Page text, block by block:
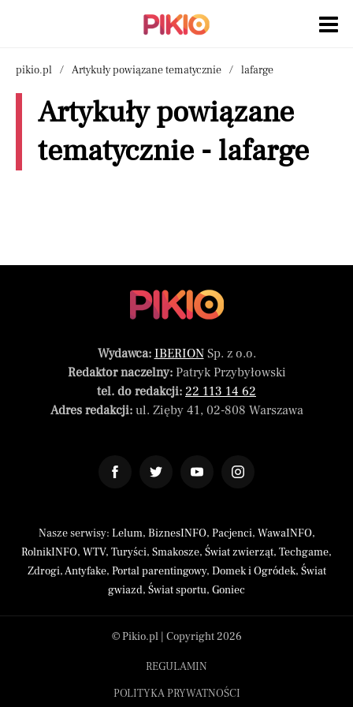
pikio.pl Artykuły powiązane tematycznie lafarge
Artykuły powiązane
tematycznie - lafarge
Wydawca: IBERIONSp. z o.o.
Redaktor naczelny:Patryk Przybyłowski
tel. do redakcji: 22 113 14 62
Adres redakcji:ul. Zięby 41, 02-808 Warszawa
Nasze serwisy: Lelum, BiznesINFO, Pacjenci, WawaINFO,
RolnikINFO, WTV, Turyści, Smakosze, Świat zwierząt, Techgame,
Zdrogi,Antyfake, Portal parentingowy, Domek i Ogródek, Świat
gwiazd, Świat sportu, Goniec
© Pikio.pl | Copyright 2026
REGULAMIN
POLITYKA PRYWATNOŚCI